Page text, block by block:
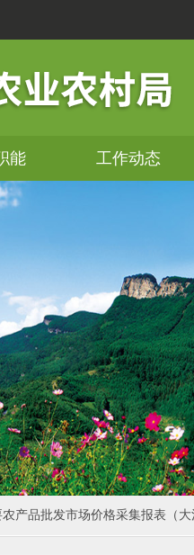
能 工作动态
产品批发市场价格采集报表（
专项整治工作信访举报电话
申报检疫办理指南
治举报电话及邮箱
于开展2026年基层农技人员普
产品零售市场价格采集报表（
产品批发市场价格采集报表（